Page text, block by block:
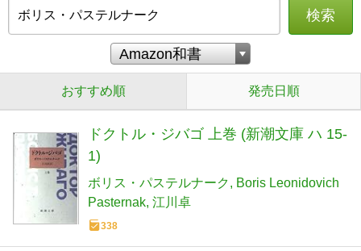
検索
おすすめ順 発売日順
ドクトル・ジバゴ 上巻 (新潮文庫 ハ 15-
1)
ボリス・パステルナーク
Boris Leonidovich
Pasternak 江川卓
338